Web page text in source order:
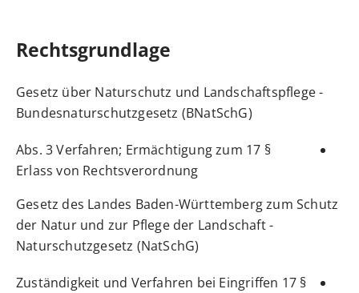
Rechtsgrundlage
Gesetz über Naturschutz und Landschaftspflege -
Bundesnaturschutzgesetz (BNatSchG)
§ 17 Abs. 3 Verfahren; Ermächtigung zum
Erlass von Rechtsverordnung
Gesetz des Landes Baden-Württemberg zum Schutz
der Natur und zur Pflege der Landschaft -
Naturschutzgesetz (NatSchG)
§ 17 Zuständigkeit und Verfahren bei Eingriffen